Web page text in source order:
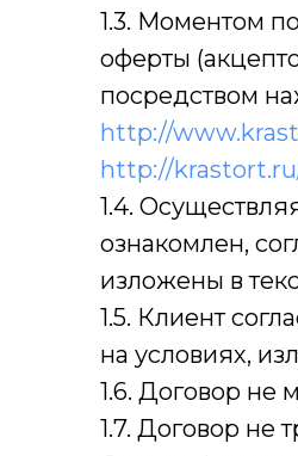
1.3. Моментом
оферты
посредством
http://
http://
1.4.
ознакомлен,
изложены в
1.5. Клиент
на условиях,
1.6. Договор не
1.7. Договор не